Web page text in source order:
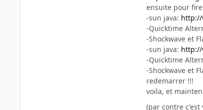
ensuite pour
-sun java: http://
-Quicktime
-Shockwave et
-sun java: http://
-Quicktime
-Shockwave et
redemarrer !!!
voila, et
(par contre